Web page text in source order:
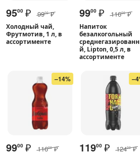
9500 ₽ 9900 ₽
Холодный чай,
Фрутмотив, 1 л, в
ассортименте
9900 ₽ 11600 ₽
Напиток
безалкогольный
й, Lipton, 0,5 л, в
ассортименте
–14%
9900 ₽ 11600 ₽ 11900 ₽ 12400 ₽